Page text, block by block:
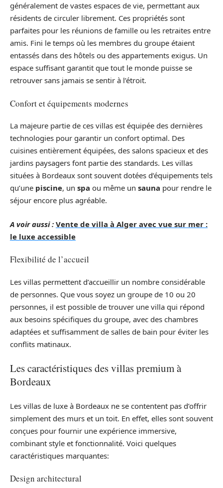
généralement de vastes espaces de vie, permettant aux
résidents de circuler librement. Ces propriétés sont
parfaites pour les réunions de famille ou les retraites entre
amis. Fini le temps où les membres du groupe étaient
entassés dans des hôtels ou des appartements exigus. Un
espace suffisant garantit que tout le monde puisse se
retrouver sans jamais se sentir à l’étroit.
Confort et équipements modernes
La majeure partie de ces villas est équipée des dernières
technologies pour garantir un confort optimal. Des
cuisines entièrement équipées, des salons spacieux et des
jardins paysagers font partie des standards. Les villas
situées à Bordeaux sont souvent dotées d’équipements tels
qu’une piscine, un spa ou même un sauna pour rendre le
séjour encore plus agréable.
A voir aussi : Vente de villa à Alger avec vue sur mer :
le luxe accessible
Flexibilité de l’accueil
Les villas permettent d’accueillir un nombre considérable
de personnes. Que vous soyez un groupe de 10 ou 20
personnes, il est possible de trouver une villa qui répond
aux besoins spécifiques du groupe, avec des chambres
adaptées et suffisamment de salles de bain pour éviter les
conflits matinaux.
Les caractéristiques des villas premium à
Bordeaux
Les villas de luxe à Bordeaux ne se contentent pas d’offrir
simplement des murs et un toit. En effet, elles sont souvent
conçues pour fournir une expérience immersive,
combinant style et fonctionnalité. Voici quelques
caractéristiques marquantes:
Design architectural